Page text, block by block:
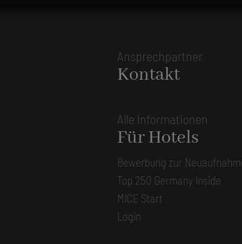
Ansprechpartner
Kontakt
Alle Informationen
Für Hotels
Bewerbung zur
Top 250 Germany Inside
MICE Start
Login